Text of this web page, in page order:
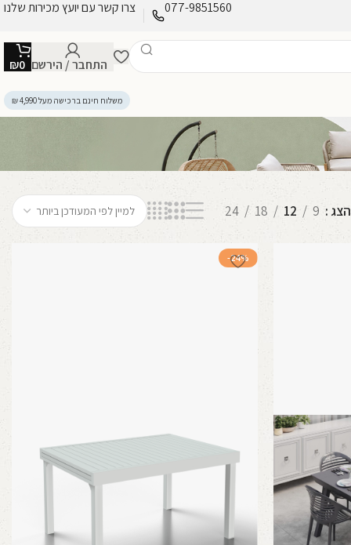
077-9851560 צרו קשר עם יועץ מכירות שלנו
התחבר / הירשם ₪0
משלוח חינם ברכישה מעל 4,990 ₪
הצג 9
12
18
24
-24%